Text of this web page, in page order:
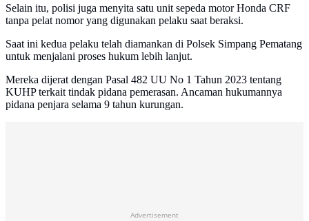
Selain itu, polisi juga menyita satu unit sepeda motor Honda CRF
tanpa pelat nomor yang digunakan pelaku saat beraksi.
Saat ini kedua pelaku telah diamankan di Polsek Simpang Pematang
untuk menjalani proses hukum lebih lanjut.
Mereka dijerat dengan Pasal 482 UU No 1 Tahun 2023 tentang
KUHP terkait tindak pidana pemerasan. Ancaman hukumannya
pidana penjara selama 9 tahun kurungan.
Advertisement